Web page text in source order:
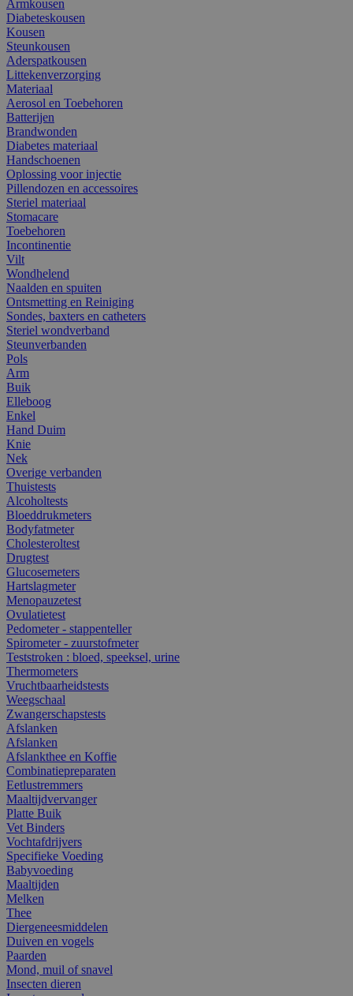
Armkousen
Diabeteskousen
Kousen
Steunkousen
Aderspatkousen
Littekenverzorging
Materiaal
Aerosol en Toebehoren
Batterijen
Brandwonden
Diabetes materiaal
Handschoenen
Oplossing voor injectie
Pillendozen en accessoires
Steriel materiaal
Stomacare
Toebehoren
Incontinentie
Vilt
Wondhelend
Naalden en spuiten
Ontsmetting en Reiniging
Sondes, baxters en catheters
Steriel wondverband
Steunverbanden
Pols
Arm
Buik
Elleboog
Enkel
Hand Duim
Knie
Nek
Overige verbanden
Thuistests
Alcoholtests
Bloeddrukmeters
Bodyfatmeter
Cholesteroltest
Drugtest
Glucosemeters
Hartslagmeter
Menopauzetest
Ovulatietest
Pedometer - stappenteller
Spirometer - zuurstofmeter
Teststroken : bloed, speeksel, urine
Thermometers
Vruchtbaarheidstests
Weegschaal
Zwangerschapstests
Afslanken
Afslanken
Afslankthee en Koffie
Combinatiepreparaten
Eetlustremmers
Maaltijdvervanger
Platte Buik
Vet Binders
Vochtafdrijvers
Specifieke Voeding
Babyvoeding
Maaltijden
Melken
Thee
Diergeneesmiddelen
Duiven en vogels
Paarden
Mond, muil of snavel
Insecten dieren